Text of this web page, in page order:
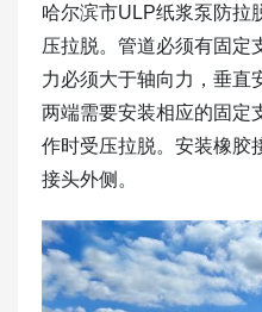
哈尔滨市ULP纸浆泵防拉
压拉脱。管道必须有固定
力必须大于轴向力，垂直
两端需要安装相应的固定
作时受压拉脱。安装橡胶
接头外侧。